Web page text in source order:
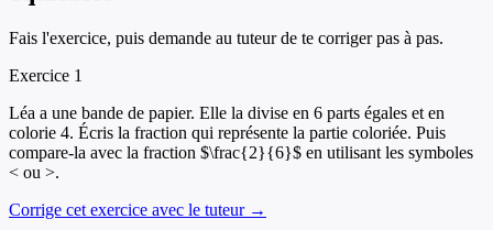
Fais l'exercice, puis demande au tuteur de te corriger pas à pas.
Exercice 1
Léa a une bande de papier. Elle la divise en 6 parts égales et en
colorie 4. Écris la fraction qui représente la partie coloriée. Puis
compare-la avec la fraction $\frac{2}{6}$ en utilisant les symboles
< ou >.
Corrige cet exercice avec le tuteur →